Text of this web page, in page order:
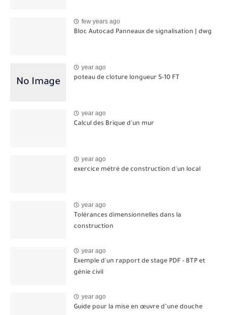
few years ago
Bloc Autocad Panneaux de signalisation | dwg
year ago
poteau de cloture longueur 5-10 FT
year ago
Calcul des Brique d'un mur
year ago
exercice métré de construction d'un local
year ago
Tolérances dimensionnelles dans la
construction
year ago
Exemple d'un rapport de stage PDF - BTP et
génie civil
year ago
Guide pour la mise en œuvre d’une douche